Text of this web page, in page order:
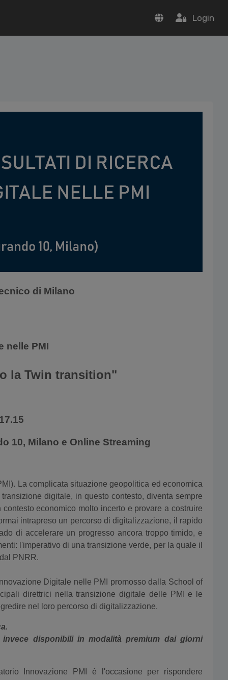
Login
di Milano
nelle PMI
la Twin transition"
10, Milano e Online Streaming
La complicata situazione geopolitica ed economica
digitale, in questo contesto, diventa sempre
economico molto incerto e provare a costruire
intrapreso un percorso di digitalizzazione, il rapido
di accelerare un progresso ancora troppo timido, e
l'imperativo di una transizione verde, per la quale il
PNRR.
Digitale nelle PMI promosso dalla School of
direttrici nella transizione digitale delle PMI e le
nel loro percorso di digitalizzazione.
disponibili in modalità premium dai giorni
Innovazione PMI è l'occasione per rispondere